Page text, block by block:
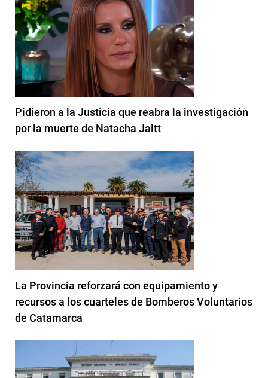
Pidieron a la Justicia que reabra la investigación
por la muerte de Natacha Jaitt
La Provincia reforzará con equipamiento y
recursos a los cuarteles de Bomberos Voluntarios
de Catamarca